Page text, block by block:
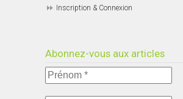
Inscription & Connexion
Abonnez-vous aux articles